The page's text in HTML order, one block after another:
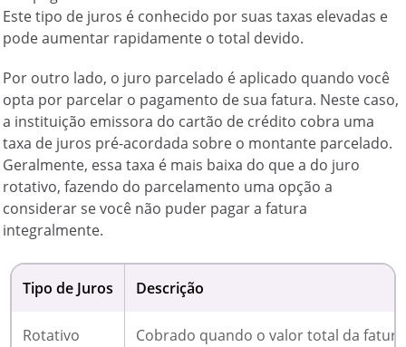
Este tipo de juros é conhecido por suas taxas elevadas e
pode aumentar rapidamente o total devido.
Por outro lado, o juro parcelado é aplicado quando você
opta por parcelar o pagamento de sua fatura. Neste caso,
a instituição emissora do cartão de crédito cobra uma
taxa de juros pré-acordada sobre o montante parcelado.
Geralmente, essa taxa é mais baixa do que a do juro
rotativo, fazendo do parcelamento uma opção a
considerar se você não puder pagar a fatura
integralmente.
Tipo de Juros Descrição
Rotativo Cobrado quando o valor total da